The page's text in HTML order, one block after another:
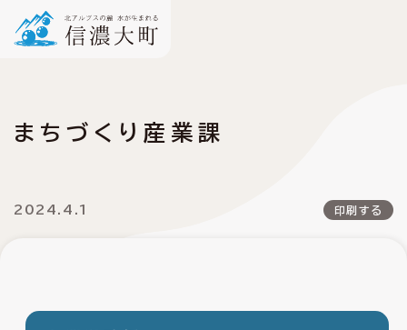
まちづくり産業課
2024.4.1 印刷する